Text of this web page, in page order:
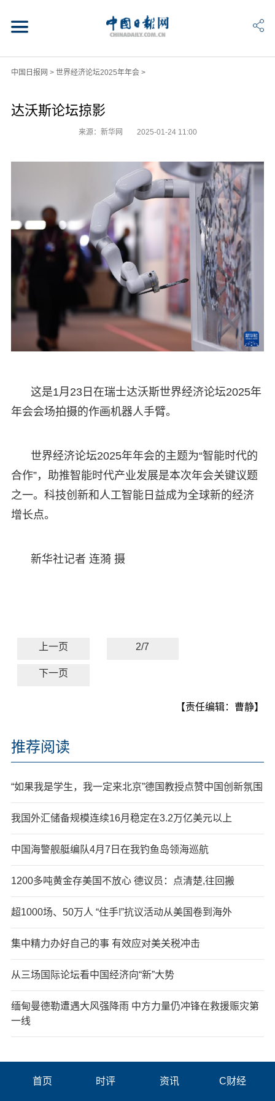
中国日报网 > 世界经济论坛2025年年会>
达沃斯论坛掠影
来源：新华网 2025-01-24 11:00
这是1月23日在瑞士达沃斯世界经济论坛2025年
年会会场拍摄的作画机器人手臂。
世界经济论坛2025年年会的主题为“智能时代的
合作”，助推智能时代产业发展是本次年会关键议题
之一。科技创新和人工智能日益成为全球新的经济
增长点。
新华社记者 连漪 摄
上一页 2/7
下一页
【责任编辑：曹静】
推荐阅读
“如果我是学生，我一定来北京”德国教授点赞中国创新氛围
我国外汇储备规模连续16月稳定在3.2万亿美元以上
中国海警舰艇编队4月7日在我钓鱼岛领海巡航
1200多吨黄金存美国不放心 德议员：点清楚,往回搬
超1000场、50万人 “住手!”抗议活动从美国卷到海外
集中精力办好自己的事 有效应对美关税冲击
从三场国际论坛看中国经济向“新”大势
缅甸曼德勒遭遇大风强降雨 中方力量仍冲锋在救援赈灾第
一线
首页 时评 资讯 C财经